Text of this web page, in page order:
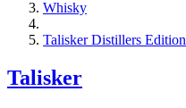
Whisky
Talisker Distillers Edition
Talisker